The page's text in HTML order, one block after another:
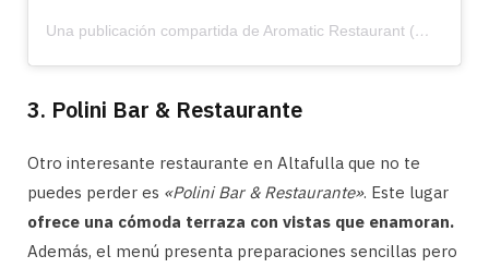
Una publicación compartida de Aromatic Restaurant (@aromatic_restaurant)
3. Polini Bar & Restaurante
Otro interesante restaurante en Altafulla que no te
puedes perder es «Polini Bar & Restaurante». Este lugar
ofrece una cómoda terraza con vistas que enamoran.
Además, el menú presenta preparaciones sencillas pero